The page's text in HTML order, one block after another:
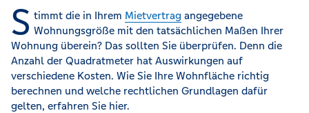
S timmt die in Ihrem Mietvertrag angegebene
Wohnungsgröße mit den tatsächlichen Maßen Ihrer
Wohnung überein? Das sollten Sie überprüfen. Denn die
Anzahl der Quadratmeter hat Auswirkungen auf
verschiedene Kosten. Wie Sie Ihre Wohnfläche richtig
berechnen und welche rechtlichen Grundlagen dafür
gelten, erfahren Sie hier.